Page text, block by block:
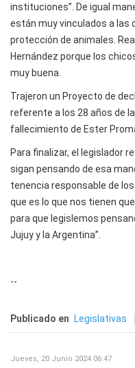
instituciones”. De igual
están muy vinculados a las
protección de animales.
Hernández porque los
muy buena.
Trajeron un Proyecto de
referente a los 28 años de
fallecimiento de Ester
Para finalizar, el legislador
sigan pensando de esa
tenencia responsable de
que es lo que nos tienen
para que legislemos
Jujuy y la Argentina”.
--
Publicado en Legislativas
Jueves, 20 Junio 2024 06:47